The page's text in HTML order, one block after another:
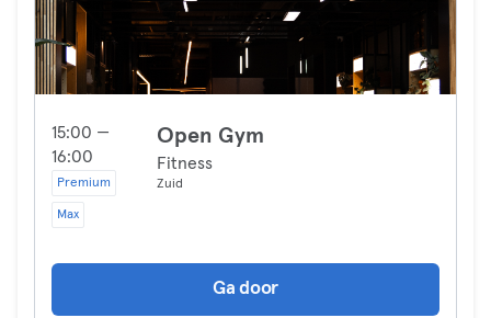
15:00 —
16:00
Premium
Max
Open Gym
Fitness
Zuid
Ga door